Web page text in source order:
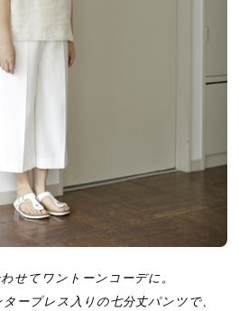
せてワントーンコーデに。
タープレス入りの七分丈パンツで、